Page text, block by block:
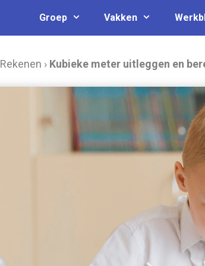
Groep Vakken
Rekenen › Kubieke meter uitleggen en